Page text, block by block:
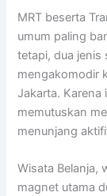
MRT beserta
umum paling
tetapi, dua jenis
mengakomodir
Jakarta. Karena
memutuskan
menunjang
Wisata Belanja,
magnet utama